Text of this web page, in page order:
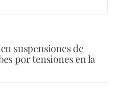
suspensiones de
por tensiones en la